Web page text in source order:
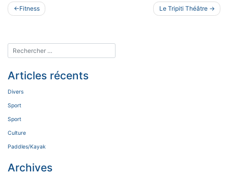
Navigation
de
Fitness Le Tripiti Théâtre
Articles récents
Divers
Sport
Sport
Culture
Paddles/Kayak
Archives